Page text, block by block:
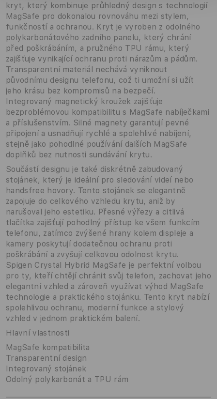
kryt, který kombinuje průhledný design s technologií
MagSafe pro dokonalou rovnováhu mezi stylem,
funkčností a ochranou. Kryt je vyroben z odolného
polykarbonátového zadního panelu, který chrání
před poškrábáním, a pružného TPU rámu, který
zajišťuje vynikající ochranu proti nárazům a pádům.
Transparentní materiál nechává vyniknout
původnímu designu telefonu, což ti umožní si užít
jeho krásu bez kompromisů na bezpečí.
Integrovaný magnetický kroužek zajišťuje
bezproblémovou kompatibilitu s MagSafe nabíječkami
a příslušenstvím. Silné magnety garantují pevné
připojení a usnadňují rychlé a spolehlivé nabíjení,
stejně jako pohodlné používání dalších MagSafe
doplňků bez nutnosti sundávání krytu.
Součástí designu je také diskrétně zabudovaný
stojánek, který je ideální pro sledování videí nebo
handsfree hovory. Tento stojánek se elegantně
zapojuje do celkového vzhledu krytu, aniž by
narušoval jeho estetiku. Přesné výřezy a citlivá
tlačítka zajišťují pohodlný přístup ke všem funkcím
telefonu, zatímco zvýšené hrany kolem displeje a
kamery poskytují dodatečnou ochranu proti
poškrábání a zvyšují celkovou odolnost krytu.
Spigen Crystal Hybrid MagSafe je perfektní volbou
pro ty, kteří chtějí chránit svůj telefon, zachovat jeho
elegantní vzhled a zároveň využívat výhod MagSafe
technologie a praktického stojánku. Tento kryt nabízí
spolehlivou ochranu, moderní funkce a stylový
vzhled v jednom praktickém balení.
Hlavní vlastnosti
MagSafe kompatibilita
Transparentní design
Integrovaný stojánek
Odolný polykarbonát a TPU rám